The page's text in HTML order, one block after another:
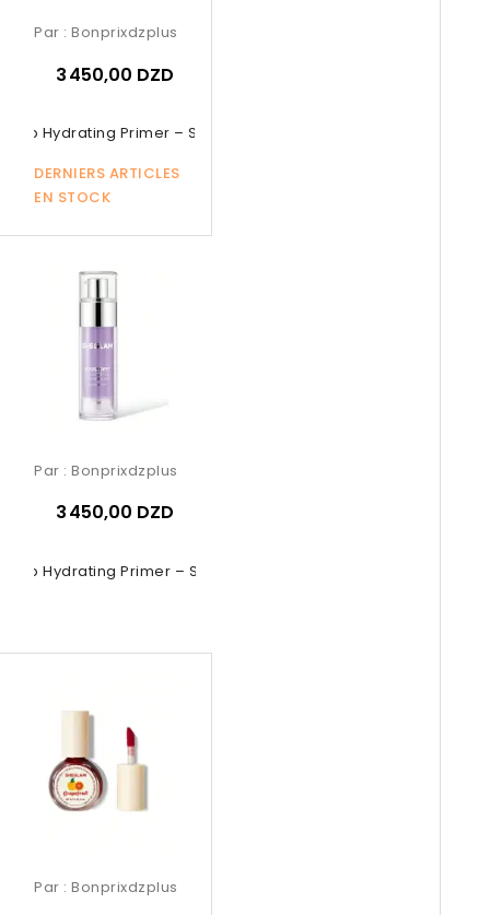
Hydrating Primer – SHEGLAM...
DERNIERS ARTICLES
EN STOCK
Par : Bonprixdzplus
3 450,00 DZD
Hydrating Primer – SHEGLAM...
Par : Bonprixdzplus
3 450,00 DZD
Par : Bonprixdzplus